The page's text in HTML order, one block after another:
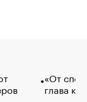
«От
глава